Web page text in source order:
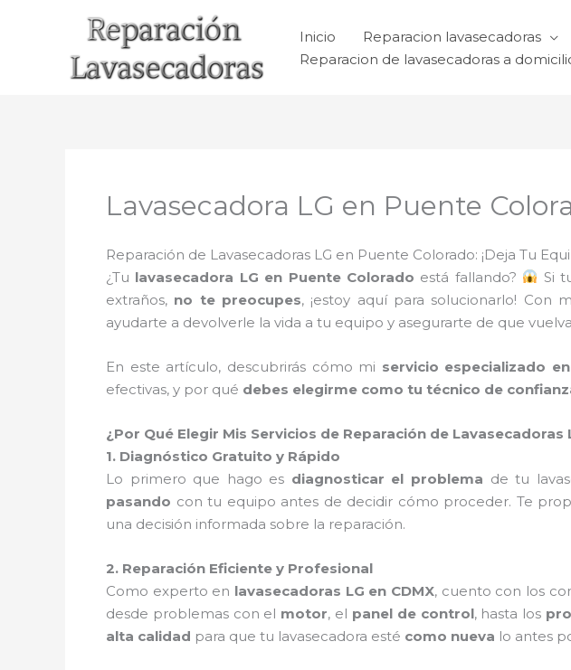
Inicio Reparacion lavasecadoras
Reparacion de lavasecadoras a
Lavasecadora LG en Puente
Reparación de Lavasecadoras LG en Puente Colorado: ¡Deja Tu
¿Tu lavasecadora LG en Puente Colorado está fallando?
Si
extraños, no te preocupes, ¡estoy aquí para solucionarlo! Con
ayudarte a devolverle la vida a tu equipo y asegurarte de que
En este artículo, descubrirás cómo mi servicio especializado
efectivas, y por qué debes elegirme como tu técnico de
¿Por Qué Elegir Mis Servicios de Reparación de Lavasecadoras
1. Diagnóstico Gratuito y Rápido
Lo primero que hago es diagnosticar el problema de tu
pasando con tu equipo antes de decidir cómo proceder. Te
una decisión informada sobre la reparación.
2. Reparación Eficiente y Profesional
Como experto en lavasecadoras LG en CDMX, cuento con los
desde problemas con el motor, el panel de control, hasta los
alta calidad para que tu lavasecadora esté como nueva lo antes